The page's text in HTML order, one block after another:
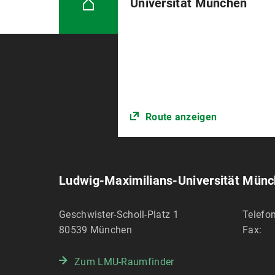
Universität München
Route anzeigen
Ludwig-Maximilians-Universität
Geschwister-Scholl-Platz 1
80539 München
Fax:
Zum LMU-Raumfinder